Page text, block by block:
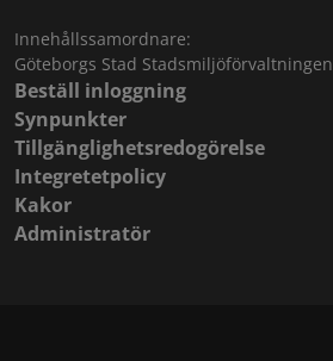
Innehållssamordnare:
Göteborgs Stad Stadsmiljöförvaltningen
Beställ inloggning
Synpunkter
Tillgänglighetsredogörelse
Integretetpolicy
Kakor
Administratör